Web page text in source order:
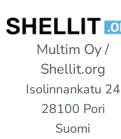
Multim Oy /
Shellit.org
Isolinnankatu 24
28100 Pori
Suomi